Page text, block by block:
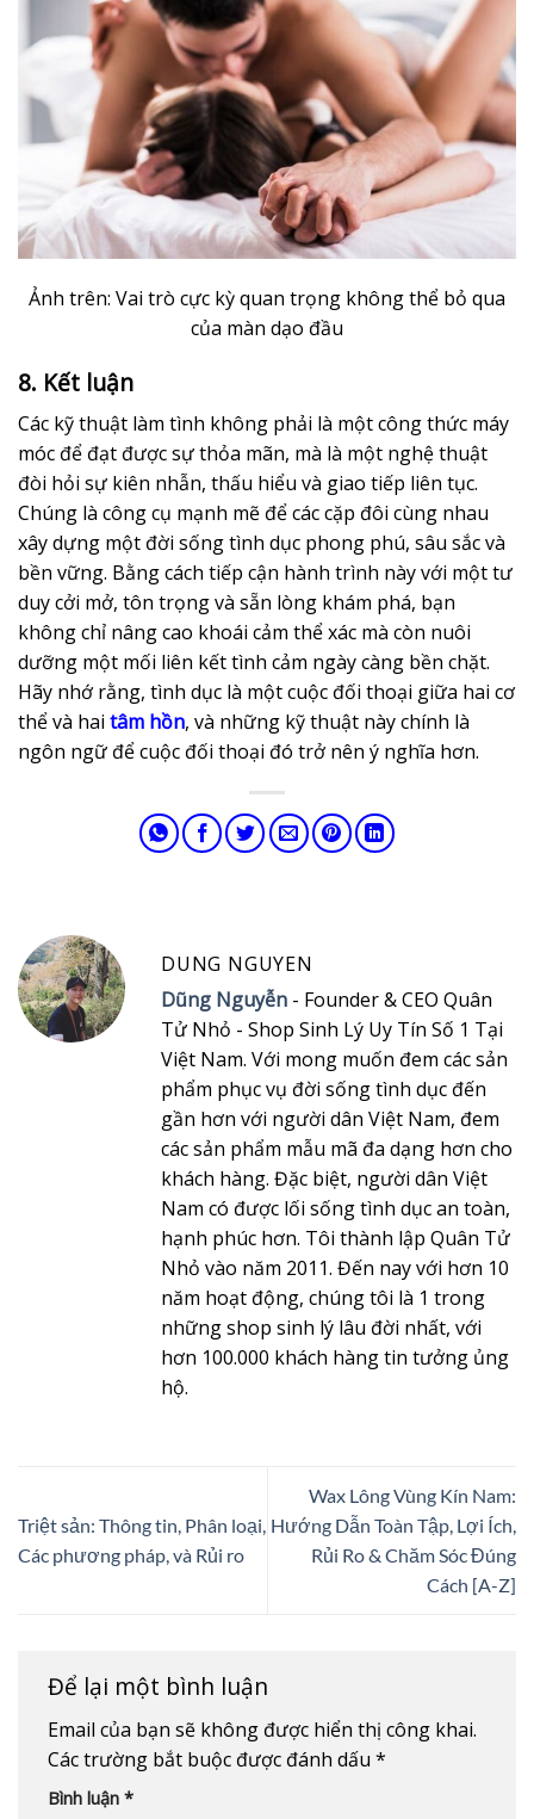
Ảnh trên: Vai trò cực kỳ quan trọng không thể bỏ qua
của màn dạo đầu
8. Kết luận
Các kỹ thuật làm tình không phải là một công thức máy
móc để đạt được sự thỏa mãn, mà là một nghệ thuật
đòi hỏi sự kiên nhẫn, thấu hiểu và giao tiếp liên tục.
Chúng là công cụ mạnh mẽ để các cặp đôi cùng nhau
xây dựng một đời sống tình dục phong phú, sâu sắc và
bền vững. Bằng cách tiếp cận hành trình này với một tư
duy cởi mở, tôn trọng và sẵn lòng khám phá, bạn
không chỉ nâng cao khoái cảm thể xác mà còn nuôi
dưỡng một mối liên kết tình cảm ngày càng bền chặt.
Hãy nhớ rằng, tình dục là một cuộc đối thoại giữa hai cơ
thể và hai tâm hồn, và những kỹ thuật này chính là
ngôn ngữ để cuộc đối thoại đó trở nên ý nghĩa hơn.
DUNG NGUYEN
Dũng Nguyễn - Founder & CEO Quân
Tử Nhỏ - Shop Sinh Lý Uy Tín Số 1 Tại
Việt Nam. Với mong muốn đem các sản
phẩm phục vụ đời sống tình dục đến
gần hơn với người dân Việt Nam, đem
các sản phẩm mẫu mã đa dạng hơn cho
khách hàng. Đặc biệt, người dân Việt
Nam có được lối sống tình dục an toàn,
hạnh phúc hơn. Tôi thành lập Quân Tử
Nhỏ vào năm 2011. Đến nay với hơn 10
năm hoạt động, chúng tôi là 1 trong
những shop sinh lý lâu đời nhất, với
hơn 100.000 khách hàng tin tưởng ủng
hộ.
Triệt sản: Thông tin, Phân loại,
Các phương pháp, và Rủi ro
Wax Lông Vùng Kín Nam:
Hướng Dẫn Toàn Tập, Lợi Ích,
Rủi Ro & Chăm Sóc Đúng
Cách [A-Z]
Để lại một bình luận
Email của bạn sẽ không được hiển thị công khai.
Các trường bắt buộc được đánh dấu *
Bình luận *